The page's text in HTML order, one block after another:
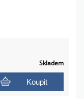
Skladem
Koupit